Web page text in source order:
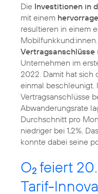
Die Investitionen in
mit einem
resultieren in einem
Mobilfunkkund:innen.
Vertragsanschlüsse
Unternehmen im
2022. Damit hat sich
einmal beschleunigt.
Vertragsanschlüsse
Abwanderungsrate
Durchschnitt pro
niedriger bei 1,2%.
konnte dabei seine
O2 feiert
Tarif-